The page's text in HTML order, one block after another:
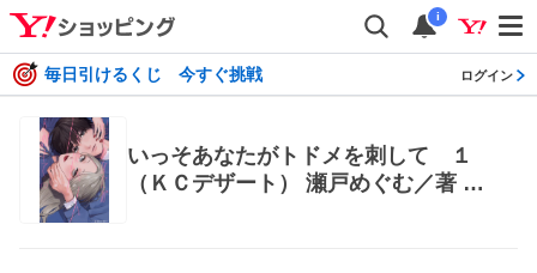
i
毎日引けるくじ 今すぐ挑戦 ログイン
いっそあなたがトドメを刺して １
（ＫＣデザート） 瀬戸めぐむ／著 講